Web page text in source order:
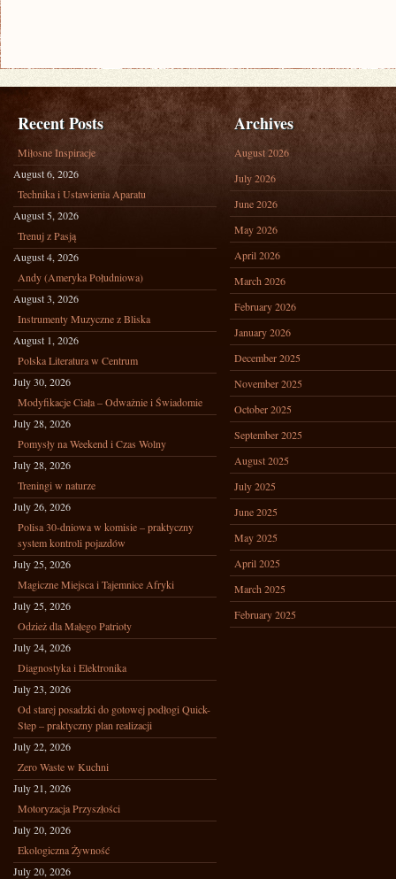
Recent Posts
Miłosne Inspiracje
August 6, 2026
Technika i Ustawienia Aparatu
August 5, 2026
Trenuj z Pasją
August 4, 2026
Andy (Ameryka Południowa)
August 3, 2026
Instrumenty Muzyczne z Bliska
August 1, 2026
Polska Literatura w Centrum
July 30, 2026
Modyfikacje Ciała – Odważnie i Świadomie
July 28, 2026
Pomysły na Weekend i Czas Wolny
July 28, 2026
Treningi w naturze
July 26, 2026
Polisa 30-dniowa w komisie – praktyczny
system kontroli pojazdów
July 25, 2026
Magiczne Miejsca i Tajemnice Afryki
July 25, 2026
Odzież dla Małego Patrioty
July 24, 2026
Diagnostyka i Elektronika
July 23, 2026
Od starej posadzki do gotowej podłogi Quick-
Step – praktyczny plan realizacji
July 22, 2026
Zero Waste w Kuchni
July 21, 2026
Motoryzacja Przyszłości
July 20, 2026
Ekologiczna Żywność
July 20, 2026
Archives
August 2026
July 2026
June 2026
May 2026
April 2026
March 2026
February 2026
January 2026
December 2025
November 2025
October 2025
September 2025
August 2025
July 2025
June 2025
May 2025
April 2025
March 2025
February 2025